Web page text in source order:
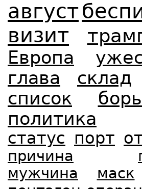
август
визит
Европа
глава
склад
список
политика
статус порт
причина
мужчина
маск